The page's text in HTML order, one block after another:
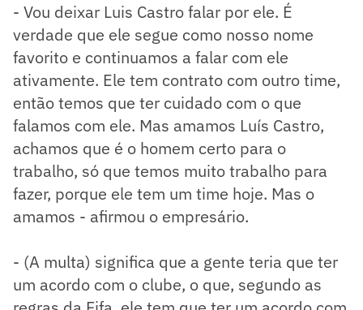
- Vou deixar Luis Castro falar por ele. É
verdade que ele segue como nosso nome
favorito e continuamos a falar com ele
ativamente. Ele tem contrato com outro time,
então temos que ter cuidado com o que
falamos com ele. Mas amamos Luís Castro,
achamos que é o homem certo para o
trabalho, só que temos muito trabalho para
fazer, porque ele tem um time hoje. Mas o
amamos - afirmou o empresário.
- (A multa) significa que a gente teria que ter
um acordo com o clube, o que, segundo as